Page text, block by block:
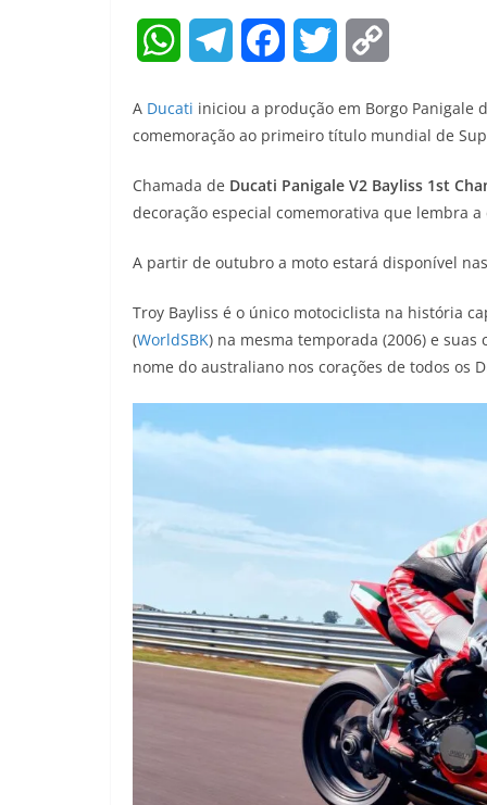
W
a
s
A
p
l
g
r
m
c
b
o
k
i
t
e
r
p
L
i
k
A Ducati iniciou a produção em Borgo Panigale
comemoração ao primeiro título mundial de
Chamada de Ducati Panigale V2 Bayliss 1st
decoração especial comemorativa que lembra a
A partir de outubro a moto estará disponível
Troy Bayliss é o único motociclista na história
(WorldSBK) na mesma temporada (2006) e
nome do australiano nos corações de todos os